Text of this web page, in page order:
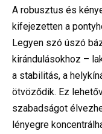
A robusztus és
kifejezetten a
Legyen szó úszó
kirándulásokhoz –
a stabilitás, a
ötvöződik. Ez
szabadságot
lényegre